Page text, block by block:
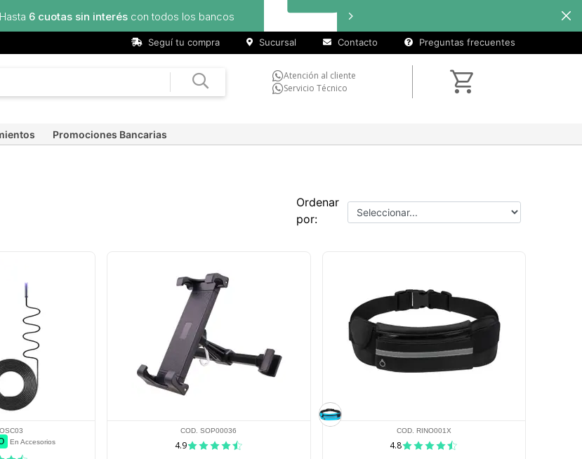
Hasta 6 cuotas sin interés con todos los bancos
Seguí tu compra Sucursal Contacto Preguntas frecuentes
Atención al cliente
Servicio Técnico
Promociones Bancarias
Ordenar
por:
En Accesorios
COD. SOP00036
4.9
COD. RINO001X
4.8